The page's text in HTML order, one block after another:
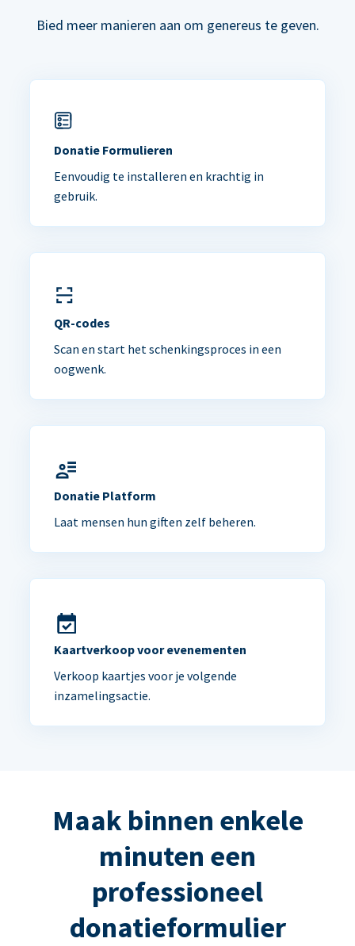
Bied meer manieren aan om genereus te geven.
Donatie Formulieren
Eenvoudig te installeren en krachtig in
gebruik.
QR-codes
Scan en start het schenkingsproces in een
oogwenk.
Donatie Platform
Laat mensen hun giften zelf beheren.
Kaartverkoop voor evenementen
Verkoop kaartjes voor je volgende
inzamelingsactie.
Maak binnen enkele
minuten een
professioneel
donatieformulier